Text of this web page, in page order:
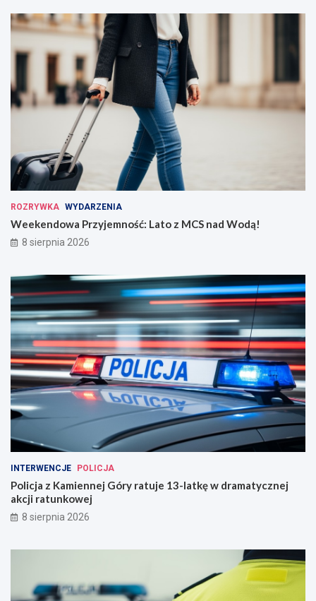
ROZRYWKA WYDARZENIA
Weekendowa Przyjemność: Lato z MCS nad Wodą!
8 sierpnia 2026
INTERWENCJE POLICJA
Policja z Kamiennej Góry ratuje 13-latkę w dramatycznej
akcji ratunkowej
8 sierpnia 2026